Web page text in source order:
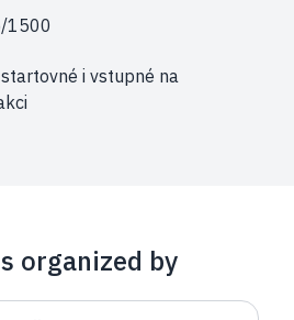
1500
i vstupné na
organized by